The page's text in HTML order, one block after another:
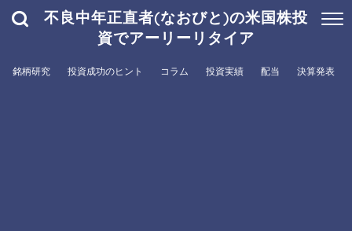
不良中年正直者(なおびと)の米国株投
資でアーリーリタイア
銘柄研究 投資成功のヒント コラム 投資実績 配当 決算発表